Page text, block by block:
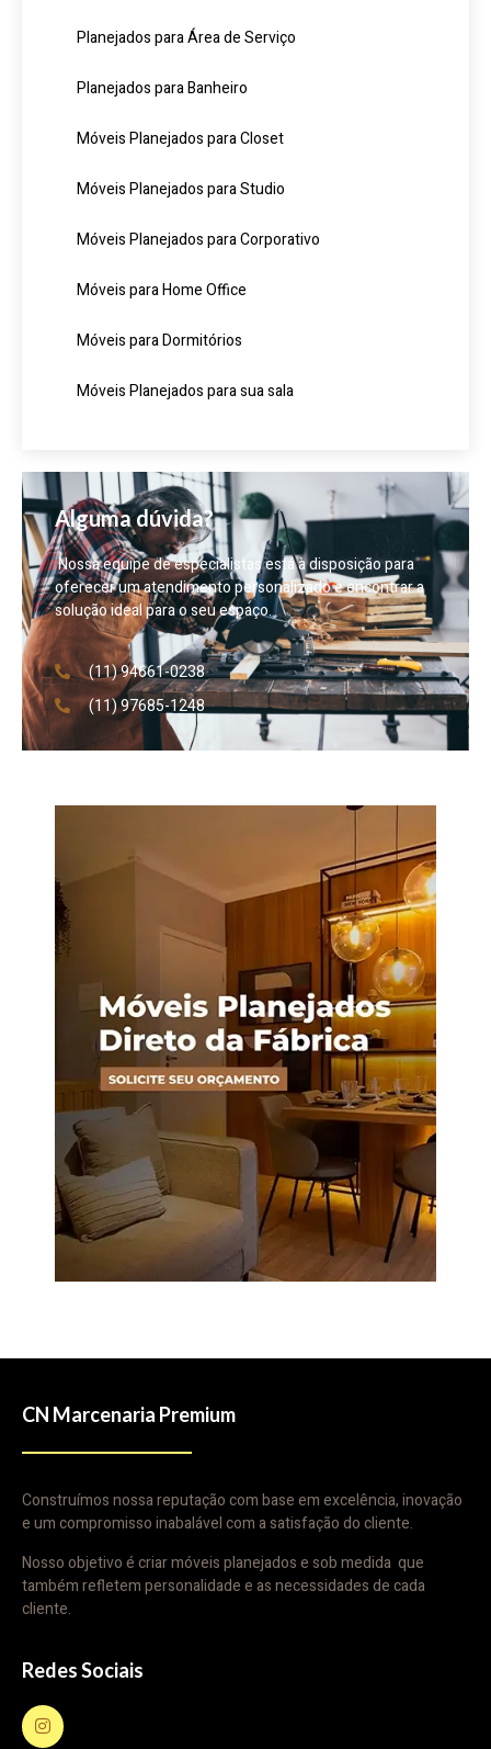
Planejados para Área de Serviço
Planejados para Banheiro
Móveis Planejados para Closet
Móveis Planejados para Studio
Móveis Planejados para Corporativo
Móveis para Home Office
Móveis para Dormitórios
Móveis Planejados para sua sala
Alguma dúvida?
Nossa equipe de especialistas está à disposição para
oferecer um atendimento personalizado e encontrar a
solução ideal para o seu espaço.
(11) 94661-0238
(11) 97685-1248
CN Marcenaria Premium
Construímos nossa reputação com base em excelência, inovação
e um compromisso inabalável com a satisfação do cliente.
Nosso objetivo é criar móveis planejados e sob medida que
também refletem personalidade e as necessidades de cada
cliente.
Redes Sociais